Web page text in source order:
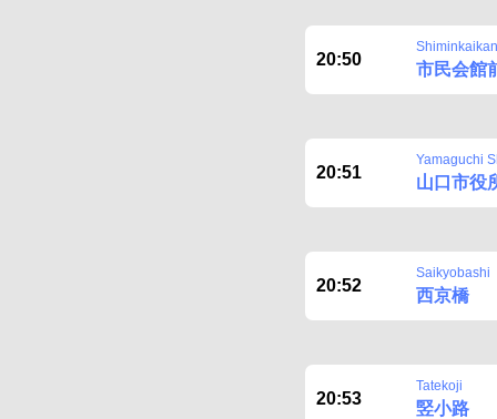
20:50
市民会館
20:51
Yamaguchi
山口市役
20:52
Saikyobashi
西京橋
20:53
Tatekoji
竪小路